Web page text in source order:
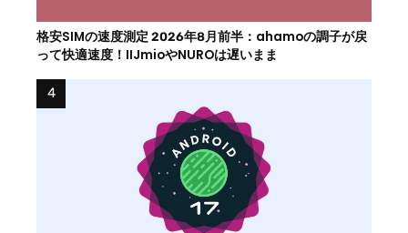
格安SIMの速度測定 2026年8月前半：ahamoの調子が戻
って快適速度！IIJmioやNUROは遅いまま